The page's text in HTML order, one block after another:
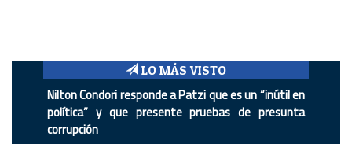
LO MÁS VISTO
Nilton Condori responde a Patzi que es un “inútil en
política” y que presente pruebas de presunta
corrupción